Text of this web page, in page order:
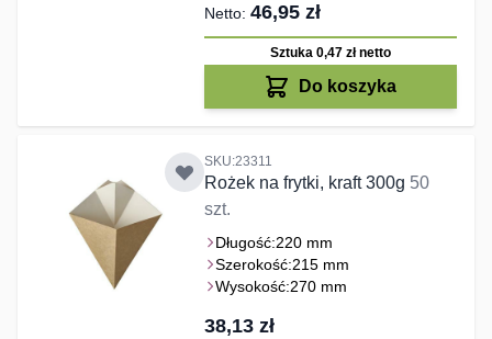
46,95 zł
Sztuka 0,47 złnetto
Do koszyka
SKU:23311
Rożek na frytki, kraft 300g 50
szt.
Długość:220 mm
Szerokość:215 mm
Wysokość:270 mm
38,13 zł